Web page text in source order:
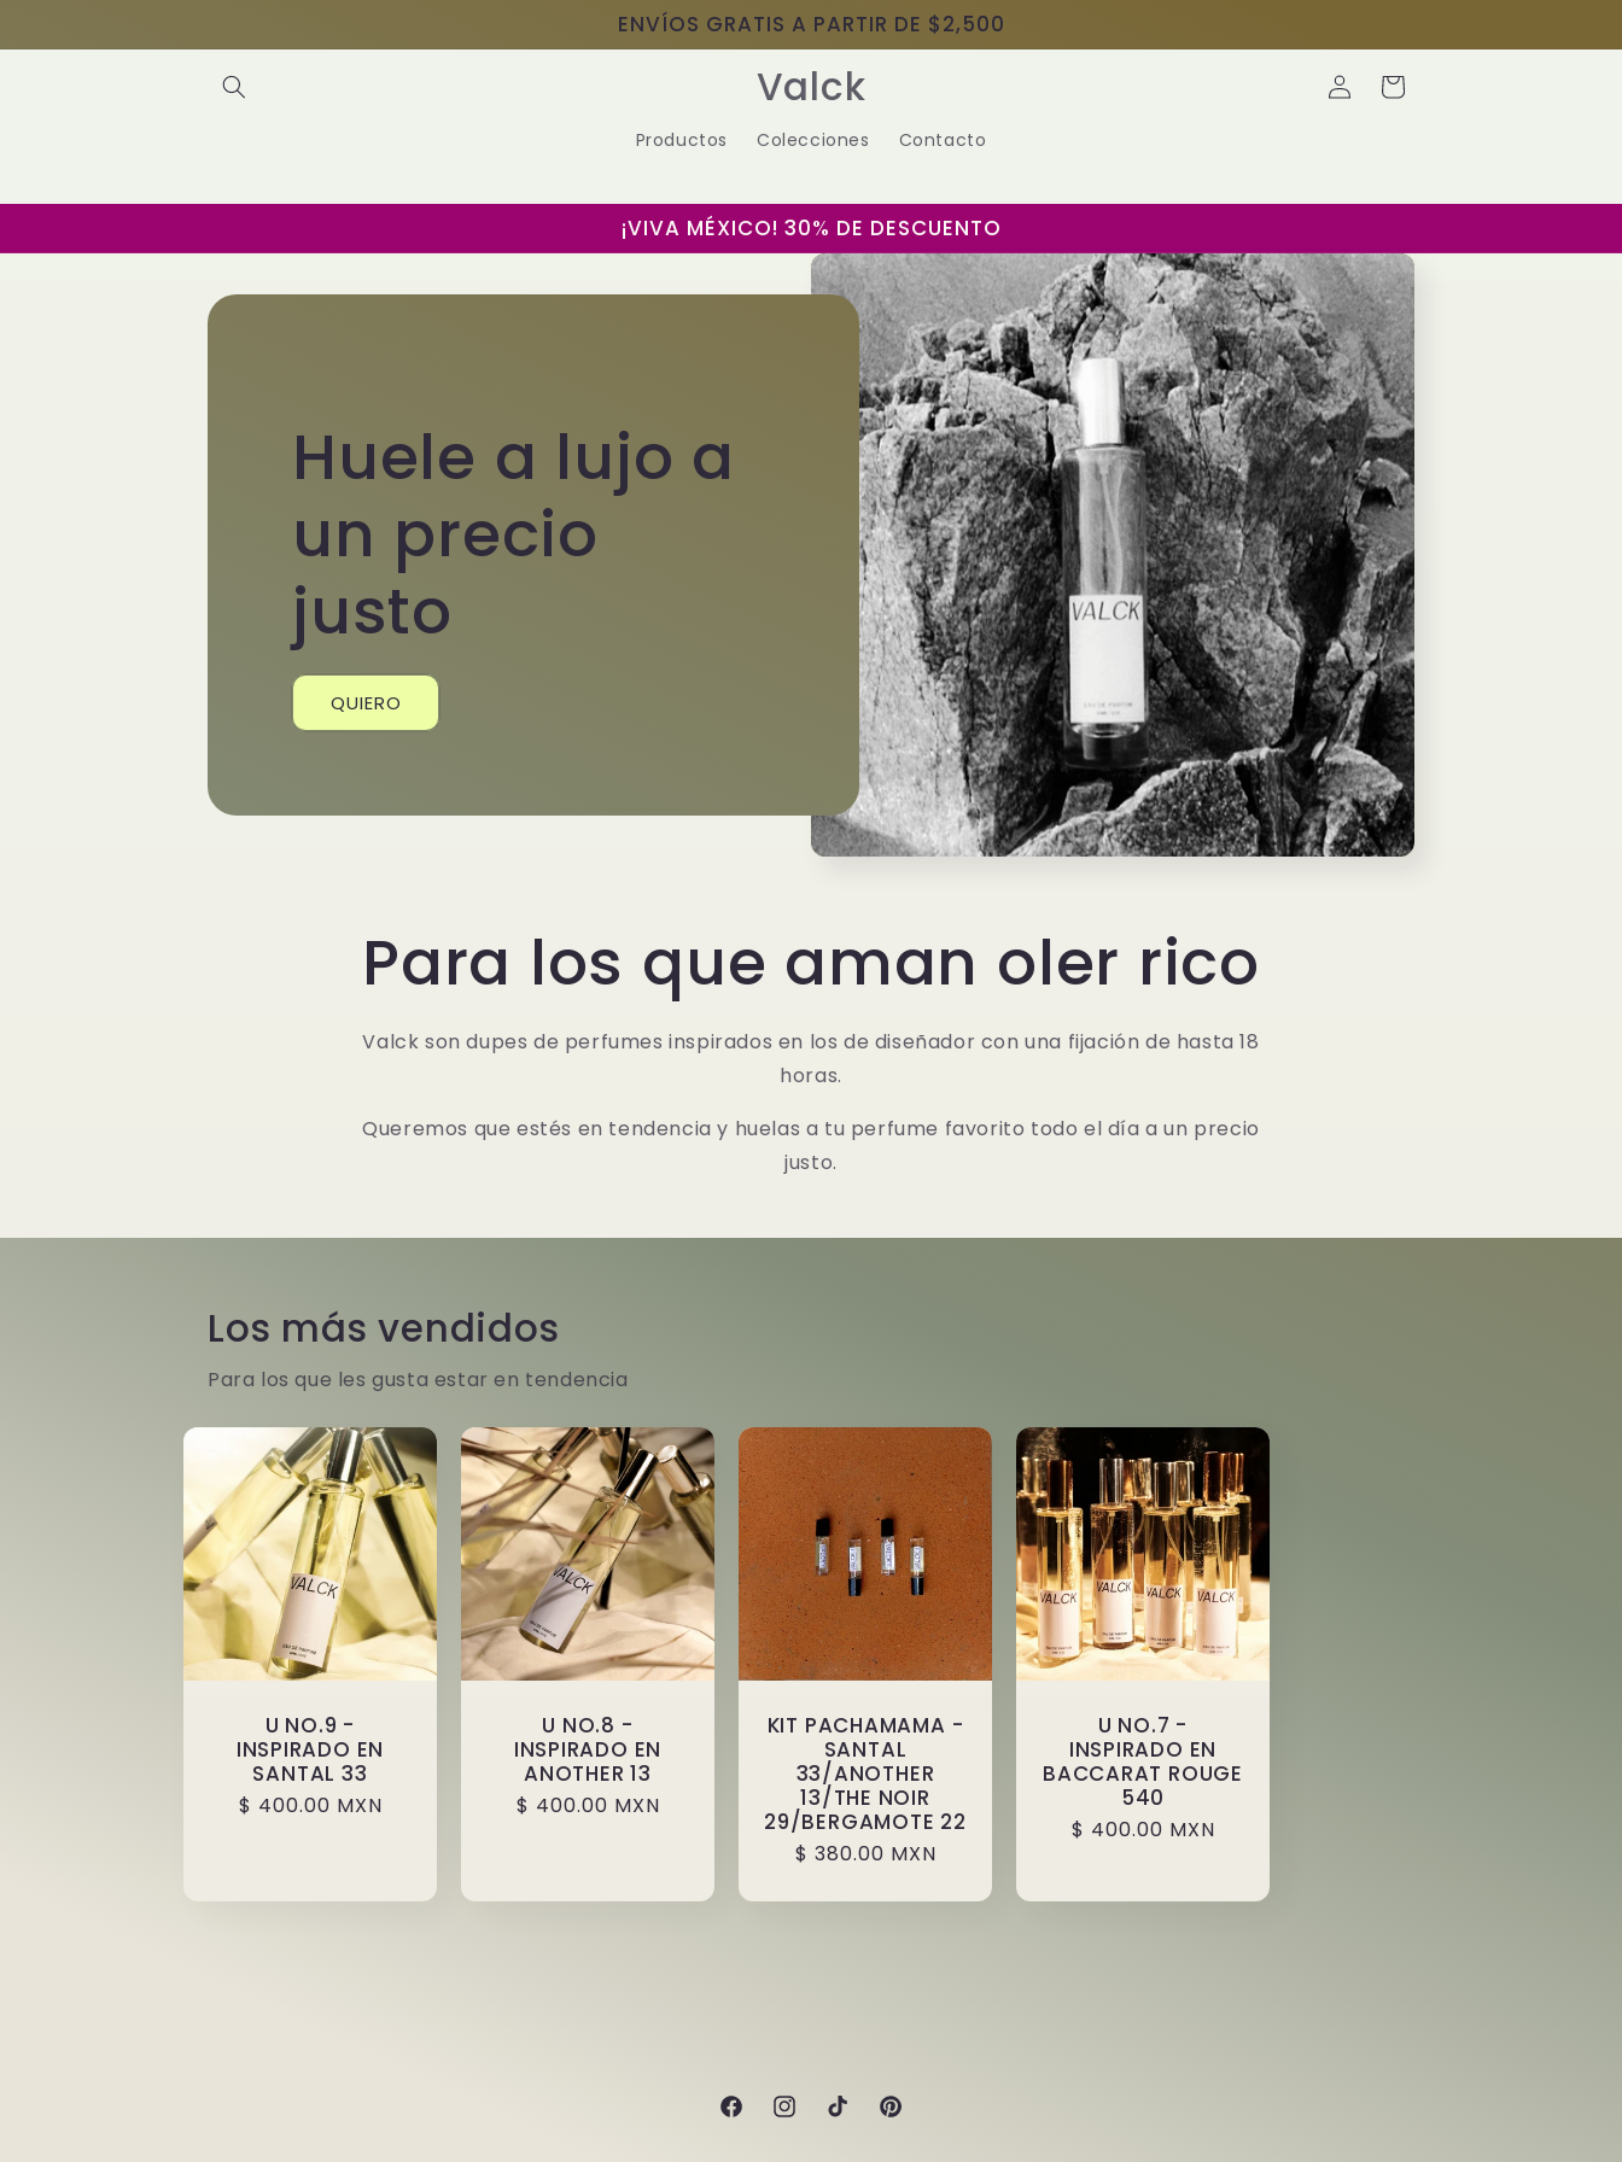
al contenido
ENVÍOS GRATIS A PARTIR DE $2,500
Valck
Productos Colecciones Contacto
Iniciar
sesión
Carrito
¡VIVA MÉXICO! 30% DE DESCUENTO
Huele a lujo a
un precio
justo
QUIERO
Para los que aman oler rico
Valck son dupes de perfumes inspirados en los de diseñador con una fijación de hasta 18
horas.
Queremos que estés en tendencia y huelas a tu perfume favorito todo el día a un precio
justo.
Los más vendidos
Para los que les gusta estar en tendencia
U NO.9 -
INSPIRADO EN
SANTAL 33
Precio
$ 400.00 MXN
U NO.8 -
INSPIRADO EN
ANOTHER 13
Precio
$ 400.00 MXN
KIT PACHAMAMA -
SANTAL
33/ANOTHER
13/THE NOIR
29/BERGAMOTE 22
Precio
$ 380.00 MXN
U NO.7 -
INSPIRADO EN
BACCARAT ROUGE
540
Precio
$ 400.00 MXN
FacebookInstagramTikTokPinterest